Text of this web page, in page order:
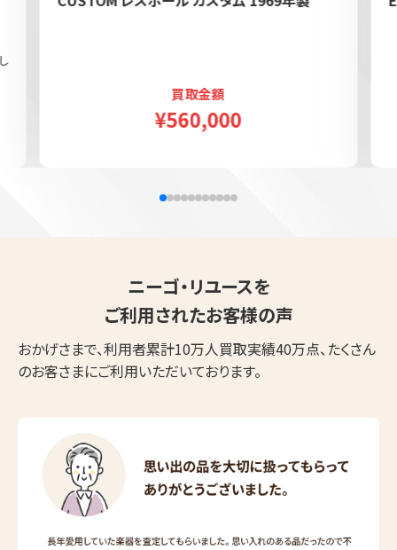
買取金額
¥560,000
ニーゴ・リユースを
ご利用されたお客様の声
おかげさまで、利用者累計10万人買取実績40万点、たくさん
のお客さまにご利用いただいております。